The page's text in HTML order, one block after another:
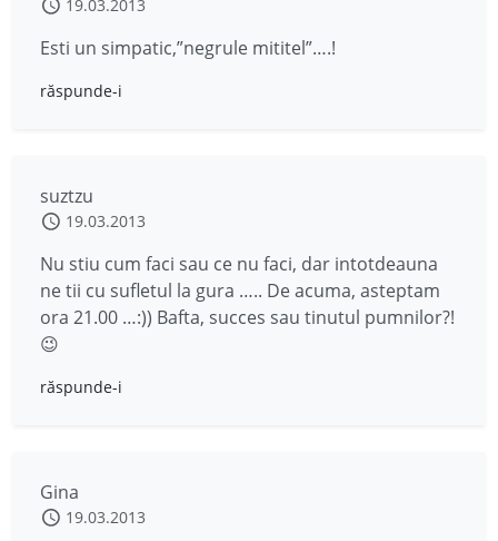
19.03.2013
Esti un simpatic,”negrule mititel”….!
răspunde-i
suztzu
19.03.2013
Nu stiu cum faci sau ce nu faci, dar intotdeauna
ne tii cu sufletul la gura ….. De acuma, asteptam
ora 21.00 …:)) Bafta, succes sau tinutul pumnilor?!
😉
răspunde-i
Gina
19.03.2013